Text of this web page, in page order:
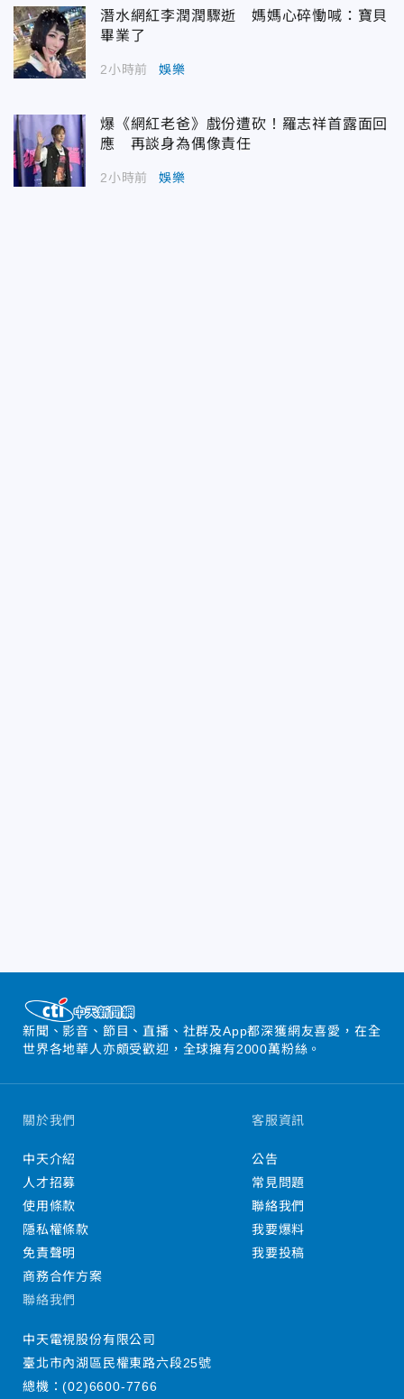
潛水網紅李潤潤驟逝 媽媽心碎慟喊：寶貝
畢業了
2小時前 娛樂
爆《網紅老爸》戲份遭砍！羅志祥首露面回
應 再談身為偶像責任
2小時前 娛樂
新聞、影音、節目、直播、社群及App都深獲網友喜愛，在全
世界各地華人亦頗受歡迎，全球擁有2000萬粉絲。
關於我們
中天介紹
人才招募
使用條款
隱私權條款
免責聲明
商務合作方案
客服資訊
公告
常見問題
聯絡我們
我要爆料
我要投稿
聯絡我們
中天電視股份有限公司
臺北市內湖區民權東路六段25號
總機：(02)6600-7766